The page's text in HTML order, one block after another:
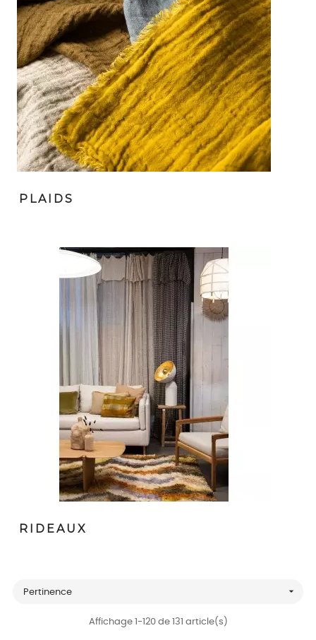
PLAIDS
RIDEAUX
Pertinence 
Affichage 1-120 de 131 article(s)